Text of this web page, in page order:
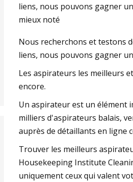
Aug 18, 2023
nettoyage pratique et efficace
Dyson V8 Animal
liens, nous pouvons gagner
mieux noté
Nous recherchons et testons
liens, nous pouvons gagner
Les aspirateurs les meilleurs
encore.
Un aspirateur est un élément
milliers d'aspirateurs balais,
auprès de détaillants en ligne
Trouver les meilleurs
Housekeeping Institute
uniquement ceux qui valent